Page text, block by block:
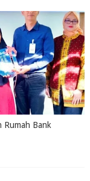
Rumah Bank